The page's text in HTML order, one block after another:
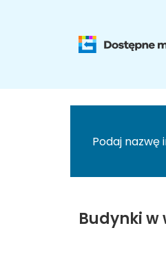
Budynki w